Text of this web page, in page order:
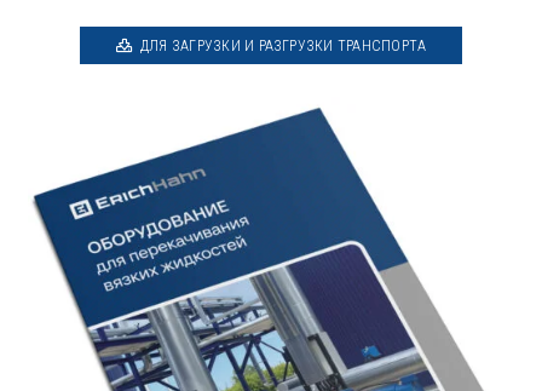
ДЛЯ ЗАГРУЗКИ И РАЗГРУЗКИ ТРАНСПОРТА